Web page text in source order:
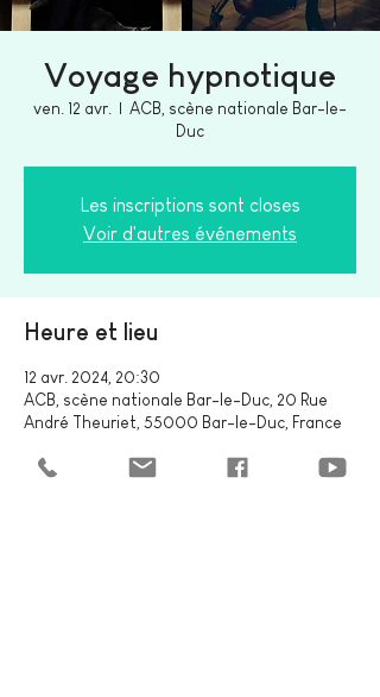
Voyage hypnotique
ven. 12 avr.
  |
ACB, scène nationale Bar-le-
Duc
Les inscriptions sont closes
Voir d'autres événements
Heure et lieu
12 avr. 2024, 20:30
ACB, scène nationale Bar-le-Duc, 20 Rue
André Theuriet, 55000 Bar-le-Duc, France